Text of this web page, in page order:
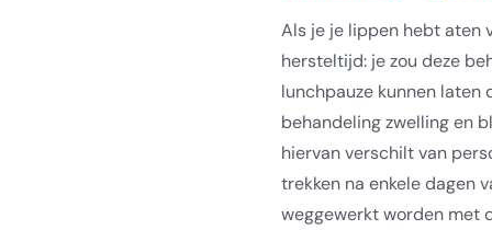
Als je je lippen hebt aten
hersteltijd: je zou deze
lunchpauze kunnen laten
behandeling zwelling en
hiervan verschilt van
trekken na enkele dagen
weggewerkt worden met